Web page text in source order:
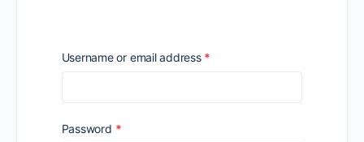
Username or email address *
Password *Required